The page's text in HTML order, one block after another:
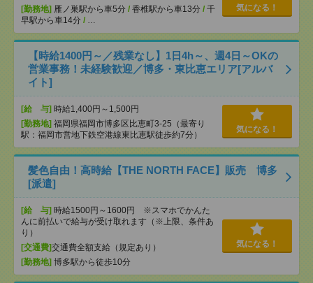
[勤務地] 雁ノ巣駅から車5分 / 香椎駅から車13分 / 千
早駅から車14分 / …
気になる！
【時給1400円～／残業なし】1日4h～、週4日～OKの
営業事務！未経験歓迎／博多・東比恵エリア[アルバ
イト]
[給 与] 時給1,400円～1,500円
[勤務地] 福岡県福岡市博多区比恵町3-25（最寄り
駅：福岡市営地下鉄空港線東比恵駅徒歩約7分）
気になる！
髪色自由！高時給【THE NORTH FACE】販売 博多
[派遣]
[給 与] 時給1500円～1600円 ※スマホでかんた
んに前払いで給与が受け取れます（※上限、条件あ
り）
[交通費]交通費全額支給（規定あり）
[勤務地] 博多駅から徒歩10分
気になる！